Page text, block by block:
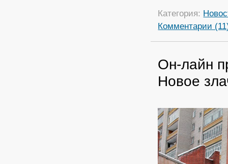
Категория:
Комментарии
Он-лайн
Новое